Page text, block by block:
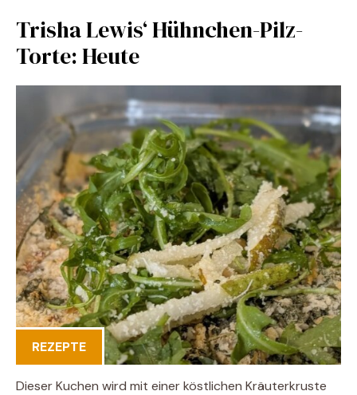
Trisha Lewis‘ Hühnchen-Pilz-
Torte: Heute
REZEPTE
Dieser Kuchen wird mit einer köstlichen Kräuterkruste